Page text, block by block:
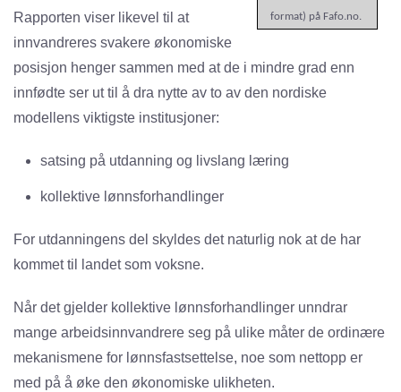
format) på Fafo.no.
Rapporten viser likevel til at
innvandreres svakere økonomiske
posisjon henger sammen med at de i mindre grad enn
innfødte ser ut til å dra nytte av to av den nordiske
modellens viktigste institusjoner:
satsing på utdanning og livslang læring
kollektive lønnsforhandlinger
For utdanningens del skyldes det naturlig nok at de har
kommet til landet som voksne.
Når det gjelder kollektive lønnsforhandlinger unndrar
mange arbeidsinnvandrere seg på ulike måter de ordinære
mekanismene for lønnsfastsettelse, noe som nettopp er
med på å øke den økonomiske ulikheten.